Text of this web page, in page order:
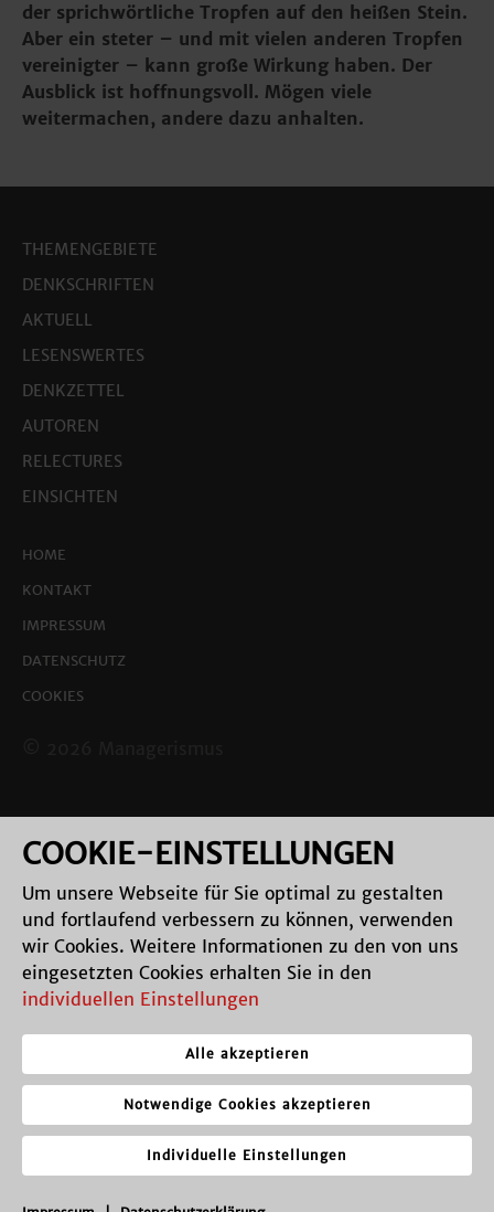
der sprichwörtliche Tropfen auf den heißen Stein.
Aber ein steter – und mit vielen anderen Tropfen
vereinigter – kann große Wirkung haben. Der
Ausblick ist hoffnungsvoll. Mögen viele
weitermachen, andere dazu anhalten.
THEMENGEBIETE
DENKSCHRIFTEN
AKTUELL
LESENSWERTES
DENKZETTEL
AUTOREN
RELECTURES
EINSICHTEN
HOME
KONTAKT
IMPRESSUM
DATENSCHUTZ
COOKIES
COOKIE-EINSTELLUNGEN
Um unsere Webseite für Sie optimal zu gestalten
und fortlaufend verbessern zu können, verwenden
wir Cookies. Weitere Informationen zu den von uns
eingesetzten Cookies erhalten Sie in den
individuellen Einstellungen
Alle akzeptieren
Notwendige Cookies akzeptieren
Individuelle Einstellungen